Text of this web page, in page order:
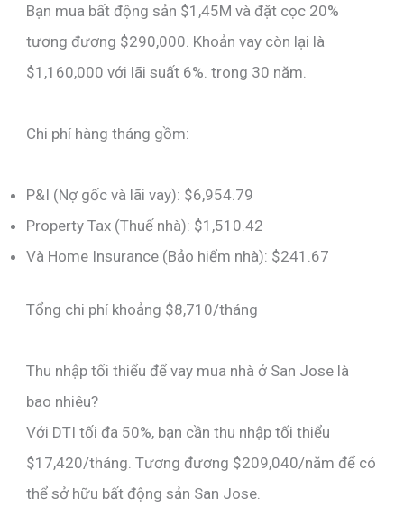
Bạn mua bất động sản $1,45M và đặt cọc 20%
tương đương $290,000. Khoản vay còn lại là
$1,160,000 với lãi suất 6%. trong 30 năm.
Chi phí hàng tháng gồm:
P&I (Nợ gốc và lãi vay): $6,954.79
Property Tax (Thuế nhà): $1,510.42
Và Home Insurance (Bảo hiểm nhà): $241.67
Tổng chi phí khoảng $8,710/tháng
Thu nhập tối thiểu để vay mua nhà ở San Jose là
bao nhiêu?
Với DTI tối đa 50%, bạn cần thu nhập tối thiểu
$17,420/tháng. Tương đương $209,040/năm để có
thể sở hữu bất động sản San Jose.